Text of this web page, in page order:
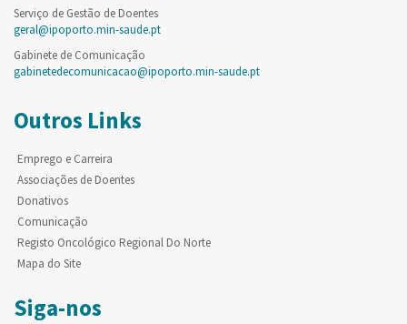
Serviço de Gestão de Doentes
geral@ipoporto.min-saude.pt
Gabinete de Comunicação
gabinetedecomunicacao@ipoporto.min-saude.pt
Outros Links
Emprego e Carreira
Associações de Doentes
Donativos
Comunicação
Registo Oncológico Regional Do Norte
Mapa do Site
Siga-nos